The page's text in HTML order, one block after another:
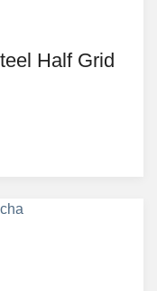
Half Grid